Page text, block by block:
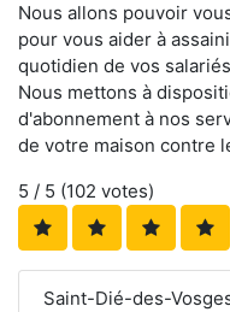
Nous allons pouvoir
pour vous aider à
quotidien de vos
Nous mettons à
d'abonnement à nos
de votre maison contre
5 / 5 (102 votes)
Saint-Dié-des-